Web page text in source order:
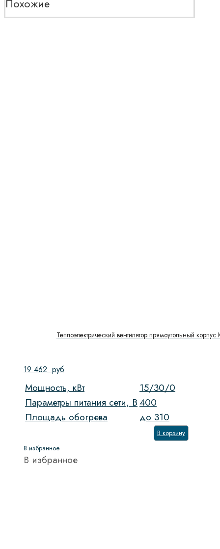
Похожие
Теплоэлектрический вентилятор прямоугольный
19 462 руб
Мощность, кВт
15/30/0
Параметры питания сети, В400
Площадь обогрева
до 310
В корзину
В избранное
В избранное